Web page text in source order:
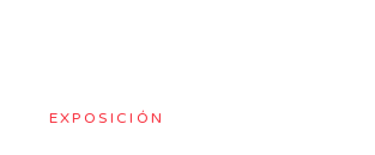
EXPOSICIÓN